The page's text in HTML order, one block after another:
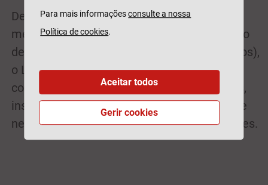
Dentro de um edifício histórico com 5.000
metros quadrados sobre o Rio Tejo (no Porto
de Lisboa, Cais da Rocha de Conde de Óbidos),
o LACS oferece de maneira informal e
confortável, experiências, espaços, serviços,
instalações, flexibilidade e oportunidades de
networking, dirigidos a criadores e inovadores.
Para mais informaçõesconsulte a nossa
Política de cookies.
Gerir cookies
Aceitar todos